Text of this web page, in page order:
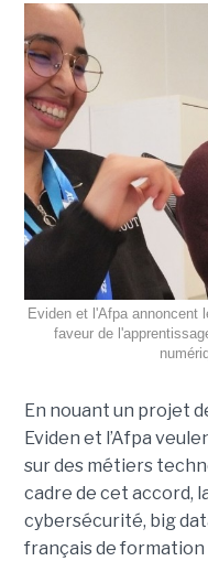
Eviden et l'Afpa annoncent
faveur de
En nouant un projet
Eviden et l’Afpa
sur des métiers
cadre de cet accord,
cybersécurité, big
français de